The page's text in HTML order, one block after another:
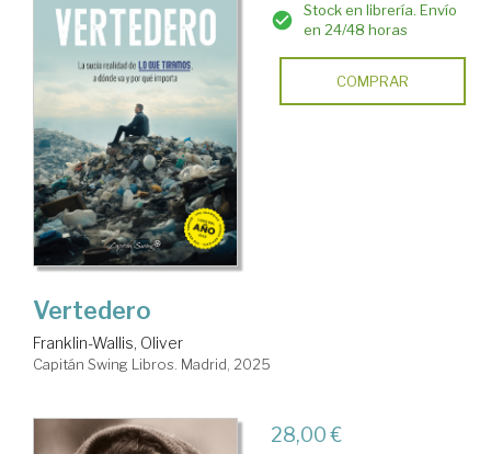
Stock en librería. Envío
en 24/48 horas
COMPRAR
Vertedero
Franklin-Wallis, Oliver
Capitán Swing Libros. Madrid, 2025
28,00 €